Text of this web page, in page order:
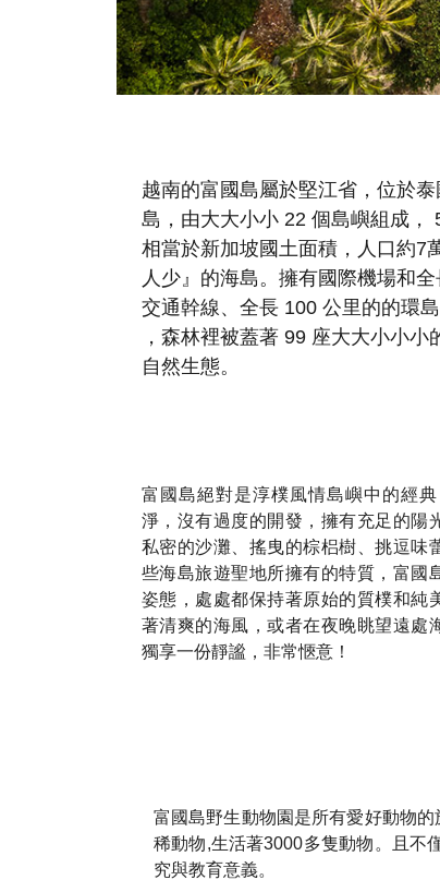
越南的富國島屬於堅江省，位於
島，由大大小小 22 個島嶼組成，
相當於新加坡國土面積，人口約7
人少』的海島。擁有國際機場和
交通幹線、全長 100 公里的的環
，森林裡被蓋著 99 座大大小小小
自然生態。
富國島絕對是淳樸風情島嶼中的經
淨，沒有過度的開發，擁有充足的陽
私密的沙灘、搖曳的棕梠樹、挑逗味
些海島旅遊聖地所擁有的特質，富國
姿態，處處都保持著原始的質樸和純
著清爽的海風，或者在夜晚眺望遠處
獨享一份靜謐，非常愜意！
富國島野生動物園是所有愛好動物
稀動物,生活著3000多隻動物。且不
究與教育意義。